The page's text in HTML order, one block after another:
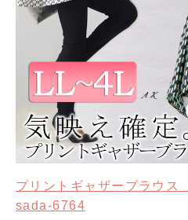
プリントギャザーブラウス
sada-6764